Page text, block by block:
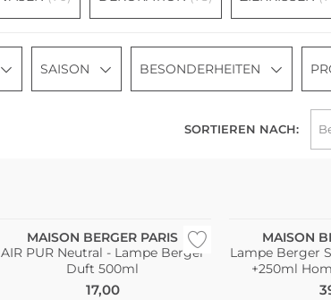
SAISON BESONDERHEITEN
SORTIEREN NACH:
MAISON BERGER PARIS
AIR PUR Neutral - Lampe Berger
Duft 500ml
17,00
MAISON
Lampe Berger
+250ml